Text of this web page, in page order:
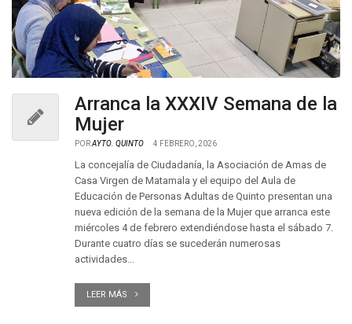
Arranca la XXXIV Semana de la
Mujer
PORAYTO. QUINTO 4 FEBRERO, 2026
La concejalía de Ciudadanía, la Asociación de Amas de
Casa Virgen de Matamala y el equipo del Aula de
Educación de Personas Adultas de Quinto presentan una
nueva edición de la semana de la Mujer que arranca este
miércoles 4 de febrero extendiéndose hasta el sábado 7.
Durante cuatro días se sucederán numerosas
actividades...
LEER MÁS